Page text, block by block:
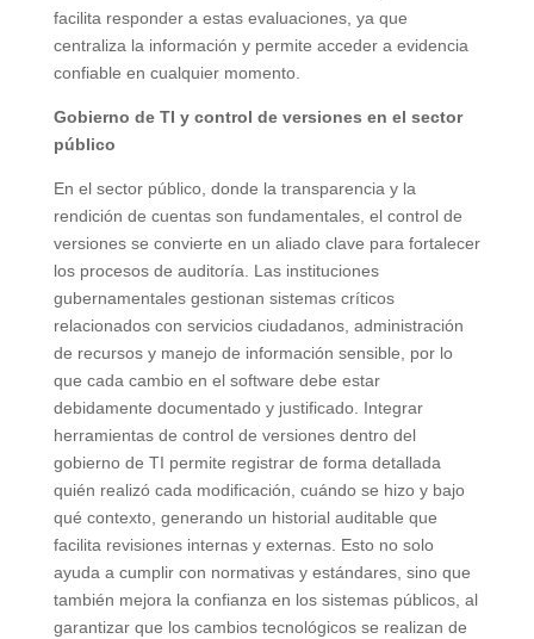
facilita responder a estas evaluaciones, ya que
centraliza la información y permite acceder a evidencia
confiable en cualquier momento.
Gobierno de TI y control de versiones en el sector
público
En el sector público, donde la transparencia y la
rendición de cuentas son fundamentales, el control de
versiones se convierte en un aliado clave para fortalecer
los procesos de auditoría. Las instituciones
gubernamentales gestionan sistemas críticos
relacionados con servicios ciudadanos, administración
de recursos y manejo de información sensible, por lo
que cada cambio en el software debe estar
debidamente documentado y justificado. Integrar
herramientas de control de versiones dentro del
gobierno de TI permite registrar de forma detallada
quién realizó cada modificación, cuándo se hizo y bajo
qué contexto, generando un historial auditable que
facilita revisiones internas y externas. Esto no solo
ayuda a cumplir con normativas y estándares, sino que
también mejora la confianza en los sistemas públicos, al
garantizar que los cambios tecnológicos se realizan de